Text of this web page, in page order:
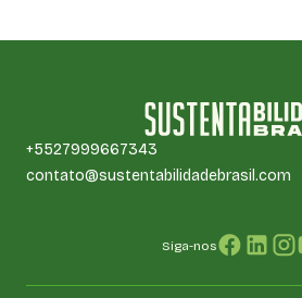
+5527999667343
contato@sustentabilidadebrasil.com
Siga-nos